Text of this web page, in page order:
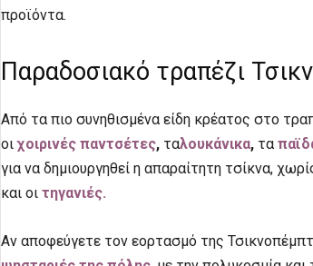
προϊόντα.
Παραδοσιακό τραπέζι
Από τα πιο συνηθισμένα είδη κρέατος στο
οιχοιρινές παντσέτες, ταλουκάνικα, τα
για να δημιουργηθεί η απαραίτητη τσίκνα,
και οι τηγανιές.
Aν αποφεύγετε τον εορτασμό της